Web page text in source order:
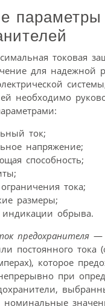
параметры
токовая
для надежной
необходимо
ток;
напряжение;
способность;
тока;
размеры;
обрыва.
предохранителя —
постоянного тока
которое
при